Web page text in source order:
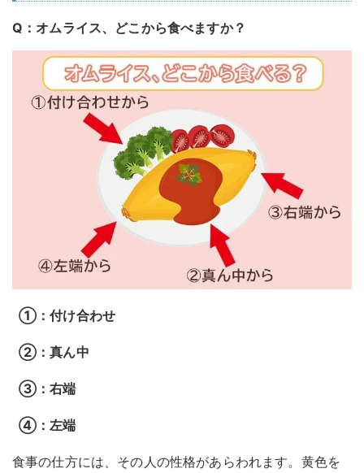
Q：オムライス、どこから食べますか？
①：付け合わせ
②：真ん中
③：右端
④：左端
食事の仕方には、その人の性格があらわれます。黄色を